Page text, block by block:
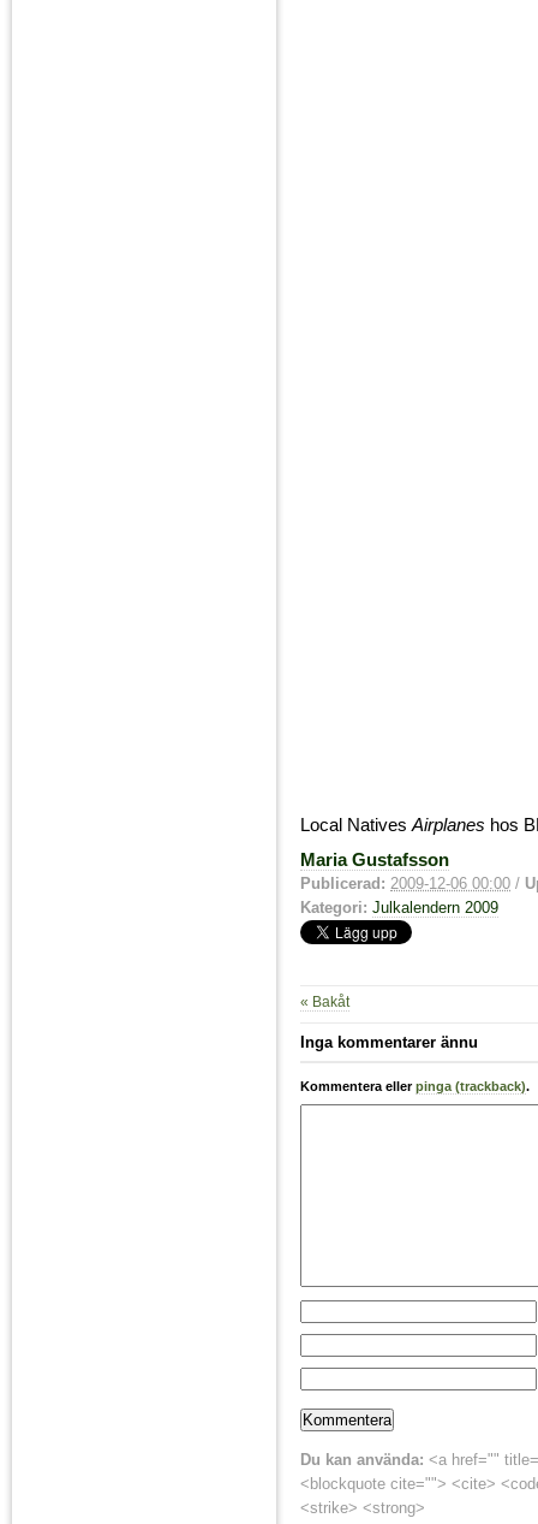
Local Natives Airplanes hos
Maria Gustafsson
Publicerad: 2009-12-06 00:00 /
Kategori: Julkalendern 2009
« Bakåt
Inga kommentarer ännu
Kommentera ellerpinga (trackback).
Du kan använda: <a href=""
<blockquote cite=""> <cite>
<strike> <strong>